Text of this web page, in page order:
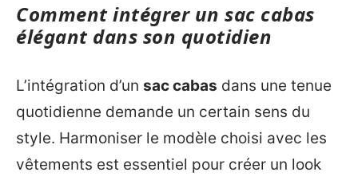
Comment intégrer un sac cabas
élégant dans son quotidien
L’intégration d’un sac cabas dans une tenue
quotidienne demande un certain sens du
style. Harmoniser le modèle choisi avec les
vêtements est essentiel pour créer un look